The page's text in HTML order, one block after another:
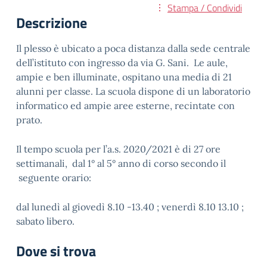
Stampa / Condividi
Descrizione
Il plesso è ubicato a poca distanza dalla sede centrale
dell’istituto con ingresso da via G. Sani. Le aule,
ampie e ben illuminate, ospitano una media di 21
alunni per classe. La scuola dispone di un laboratorio
informatico ed ampie aree esterne, recintate con
prato.
Il tempo scuola per l’a.s. 2020/2021 è di 27 ore
settimanali, dal 1° al 5° anno di corso secondo il
seguente orario:
dal lunedì al giovedì 8.10 -13.40 ; venerdì 8.10 13.10 ;
sabato libero.
Dove si trova